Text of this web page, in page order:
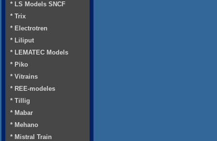
* LS Models SNCF
* Trix
* Electrotren
* Liliput
* LEMATEC Models
* Piko
* Vitrains
* REE-modeles
* Tillig
* Mabar
* Mehano
* Mistral Train